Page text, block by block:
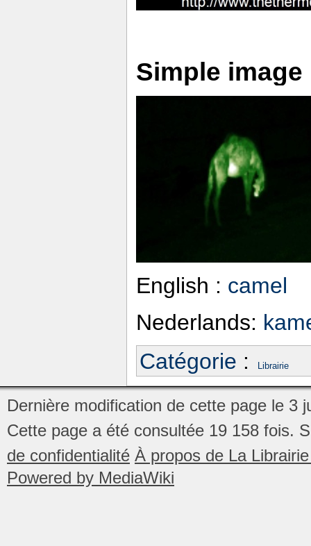
Simple image
English : camel
Nederlands:
Catégorie : Librairie
Dernière modification de cette page le 3
Cette page a été consultée 19 158 fois.
de confidentialité À propos de La
Powered by MediaWiki